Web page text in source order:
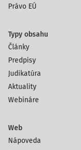
Právo EÚ
Typy obsahu
Články
Predpisy
Judikatúra
Aktuality
Webináre
Web
Nápoveda